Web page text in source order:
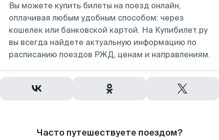
Вы можете купить билеты на поезд онлайн,
оплачивая любым удобным способом: через
кошелек или банковской картой. На Купибилет.ру
вы всегда найдете актуальную информацию по
расписанию поездов РЖД, ценам и направлениям.
Часто путешествуете поездом?